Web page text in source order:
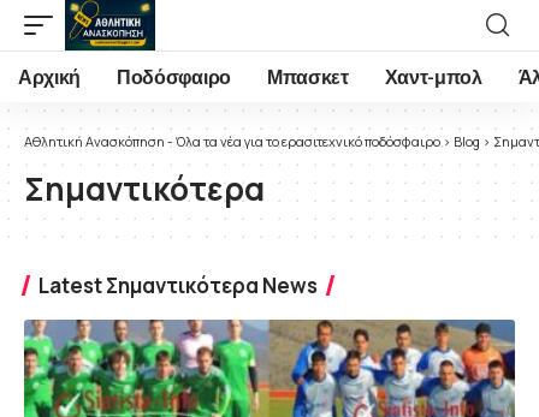
Αρχική Ποδόσφαιρο Μπασκετ Χαντ-μπολ
Αθλητική Ανασκόπηση - Όλα τα νέα για το ερασιτεχνικό ποδόσφαιρο> Blog >
Σημαντικότερα
Latest Σημαντικότερα News